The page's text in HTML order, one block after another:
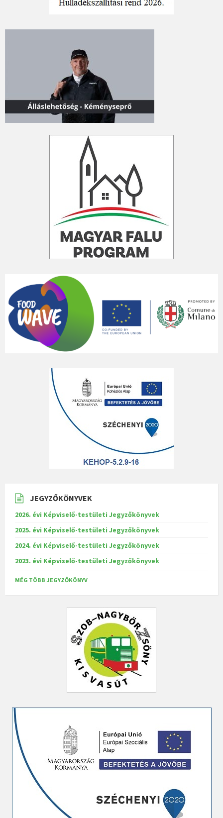
JEGYZŐKÖNYVEK
2026. évi Képviselő-testületi Jegyzőkönyvek
2025. évi Képviselő-testületi Jegyzőkönyvek
2024. évi Képviselő-testületi Jegyzőkönyvek
2023. évi Képviselő-testületi Jegyzőkönyvek
MÉG TÖBB JEGYZŐKÖNYV